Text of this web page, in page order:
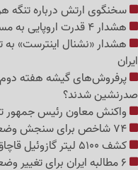
سخنگوی ارتش درباره تنگه
هشدار 4 قدرت اروپایی به مسکو درباره اوستیای جنوبی
هشدار «نشنال اینترست» به
ایران
پرفروش‌های گیشه هفته دوم
صدرنشین شدند؟
واکنش معاون رئیس جمهور
کشف 5100 لیتر گازوئیل قاچاق در رباط کریم